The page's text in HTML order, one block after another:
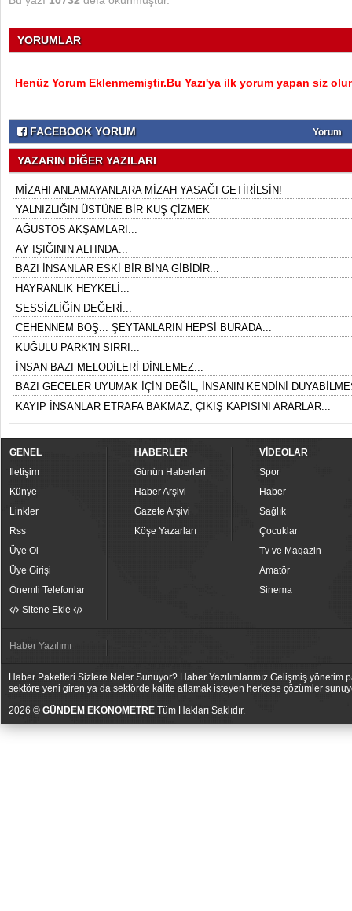
YORUMLAR
Henüz Yorum Eklenmemiştir.Bu Yazı'ya ilk yorum yapan siz
FACEBOOK YORUM Yorum
YAZARIN DİĞER YAZILARI
MİZAHI ANLAMAYANLARA MİZAH YASAĞI GETİRİLSİN!
YALNIZLIĞIN ÜSTÜNE BİR KUŞ ÇİZMEK
AĞUSTOS AKŞAMLARI...
AY IŞIĞININ ALTINDA...
BAZI İNSANLAR ESKİ BİR BİNA GİBİDİR...
HAYRANLIK HEYKELİ...
SESSİZLİĞİN DEĞERİ...
CEHENNEM BOŞ... ŞEYTANLARIN HEPSİ BURADA...
KUĞULU PARK'IN SIRRI...
İNSAN BAZI MELODİLERİ DİNLEMEZ...
BAZI GECELER UYUMAK İÇİN DEĞİL, İNSANIN KENDİNİ
KAYIP İNSANLAR ETRAFA BAKMAZ, ÇIKIŞ KAPISINI ARARLAR...
GENEL
İletişim
Künye
Linkler
Rss
Üye Ol
Üye Girişi
Önemli Telefonlar
Sitene Ekle
HABERLER
Günün Haberleri
Haber Arşivi
Gazete Arşivi
Köşe Yazarları
VİDEOLAR
Spor
Haber
Sağlık
Çocuklar
Tv ve Magazin
Amatör
Sinema
Haber Yazılımı
Haber Paketleri Sizlere Neler Sunuyor? Haber Yazılımlarımız Gelişmiş
sektöre yeni giren ya da sektörde kalite atlamak isteyen herkese çözümler
2026 © GÜNDEM EKONOMETRE Tüm Hakları Saklıdır.